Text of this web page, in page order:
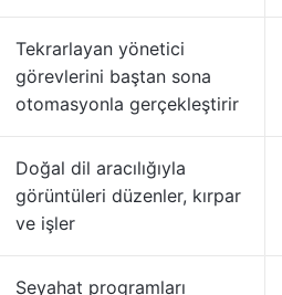
Tekrarlayan yönetici
görevlerini baştan sona
otomasyonla gerçekleştirir
Doğal dil aracılığıyla
görüntüleri düzenler, kırpar
ve işler
Seyahat programları